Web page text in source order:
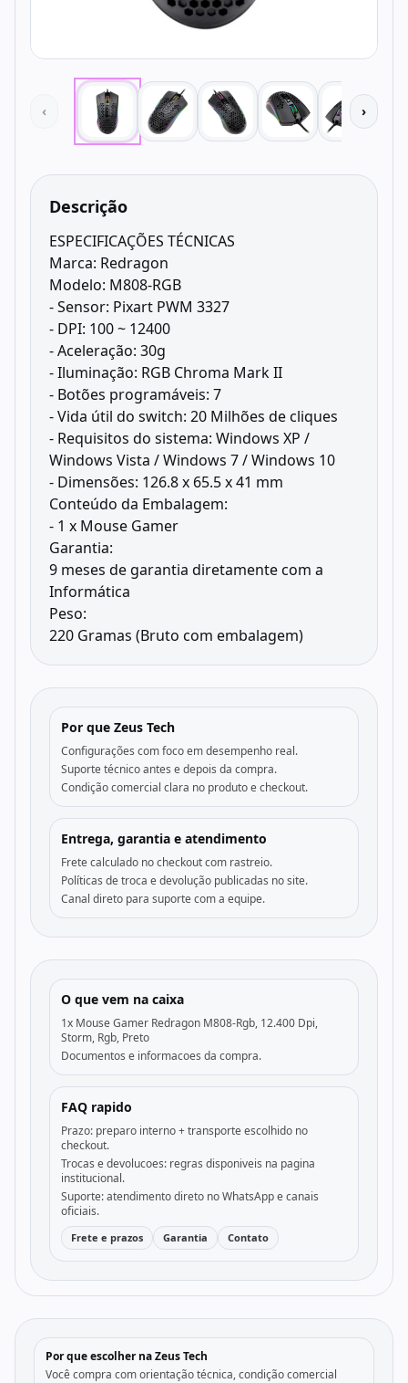
‹ ›
Descrição
ESPECIFICAÇÕES TÉCNICAS
Marca: Redragon
Modelo: M808-RGB
- Sensor: Pixart PWM 3327
- DPI: 100 ~ 12400
- Aceleração: 30g
- Iluminação: RGB Chroma Mark II
- Botões programáveis: 7
- Vida útil do switch: 20 Milhões de cliques
- Requisitos do sistema: Windows XP /
Windows Vista / Windows 7 / Windows 10
- Dimensões: 126.8 x 65.5 x 41 mm
Conteúdo da Embalagem:
- 1 x Mouse Gamer
Garantia:
9 meses de garantia diretamente com a
Informática
Peso:
220 Gramas (Bruto com embalagem)
Por que Zeus Tech
Configurações com foco em desempenho real.
Suporte técnico antes e depois da compra.
Condição comercial clara no produto e checkout.
Entrega, garantia e atendimento
Frete calculado no checkout com rastreio.
Políticas de troca e devolução publicadas no site.
Canal direto para suporte com a equipe.
O que vem na caixa
1x Mouse Gamer Redragon M808-Rgb, 12.400 Dpi,
Storm, Rgb, Preto
Documentos e informacoes da compra.
FAQ rapido
Prazo: preparo interno + transporte escolhido no
checkout.
Trocas e devolucoes: regras disponiveis na pagina
institucional.
Suporte: atendimento direto no WhatsApp e canais
oficiais.
Frete e prazos Garantia Contato
Por que escolher na Zeus Tech
Você compra com orientação técnica, condição comercial